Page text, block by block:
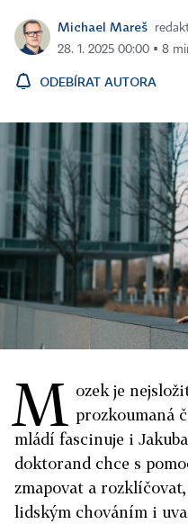
Michael Mareš
28. 1. 2025 00:00 ▪ 8
ODEBÍRAT AUTORA
M ozek je
prozkoumaná
mládí fascinuje i
doktorand chce s
zmapovat a
lidským chováním i